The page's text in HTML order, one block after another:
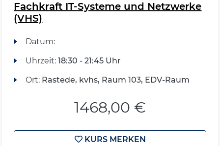
Fachkraft IT-Systeme und Netzwerke
(VHS)
Datum:
Uhrzeit: 18:30 - 21:45 Uhr
Ort: Rastede, kvhs, Raum 103, EDV-Raum
1468,00 €
KURS MERKEN